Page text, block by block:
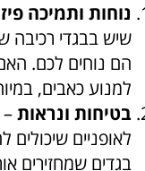
נוחות ותמיכה
שיש בבגדי רכיבה
הם נוחים לכם.
למנוע כאבים,
בטיחות ונראות–
לאופניים
בגדים שמחזירים